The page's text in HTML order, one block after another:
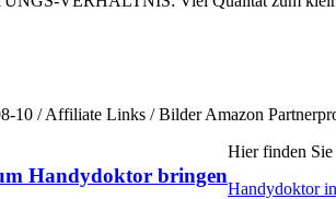
10 / Affiliate Links / Bilder Amazon
Handydoktor bringen
Hier finden
Handydoktor